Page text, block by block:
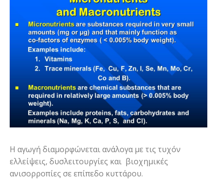
Η αγωγή διαμορφώνεται ανάλογα με τις τυχόν
ελλείψεις, δυσλειτουργίες και βιοχημικές
ανισορροπίες σε επίπεδο κυττάρου.